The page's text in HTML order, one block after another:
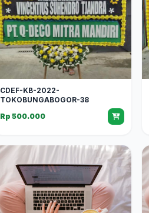
CDEF-KB-2022-
TOKOBUNGABOGOR-38
Rp 500.000